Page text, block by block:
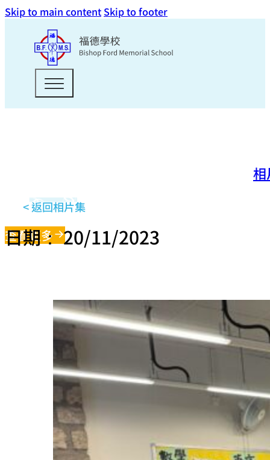
Skip to main content Skip to footer
相
< 返回相片集
查看更多
日期： 20/11/2023